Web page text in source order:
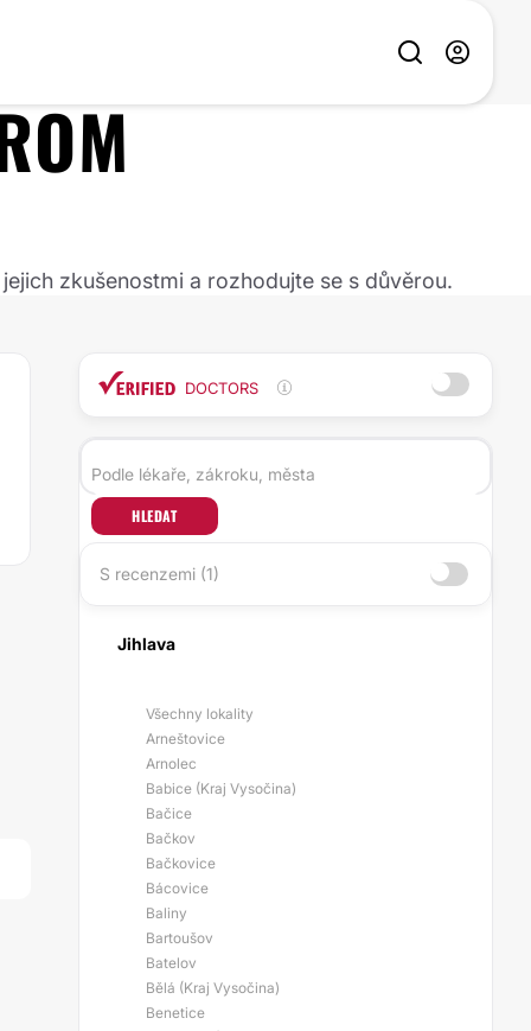
zkušenostmi a rozhodujte se s důvěrou.
DOCTORS
HLEDAT
S recenzemi (1)
Jihlava
Všechny lokality
Arneštovice
Arnolec
Babice (Kraj Vysočina)
Bačice
Bačkov
Bačkovice
Bácovice
Baliny
Bartoušov
Batelov
Bělá (Kraj Vysočina)
Benetice